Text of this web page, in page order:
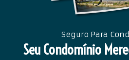
Seguro Para
Seu Condomínio